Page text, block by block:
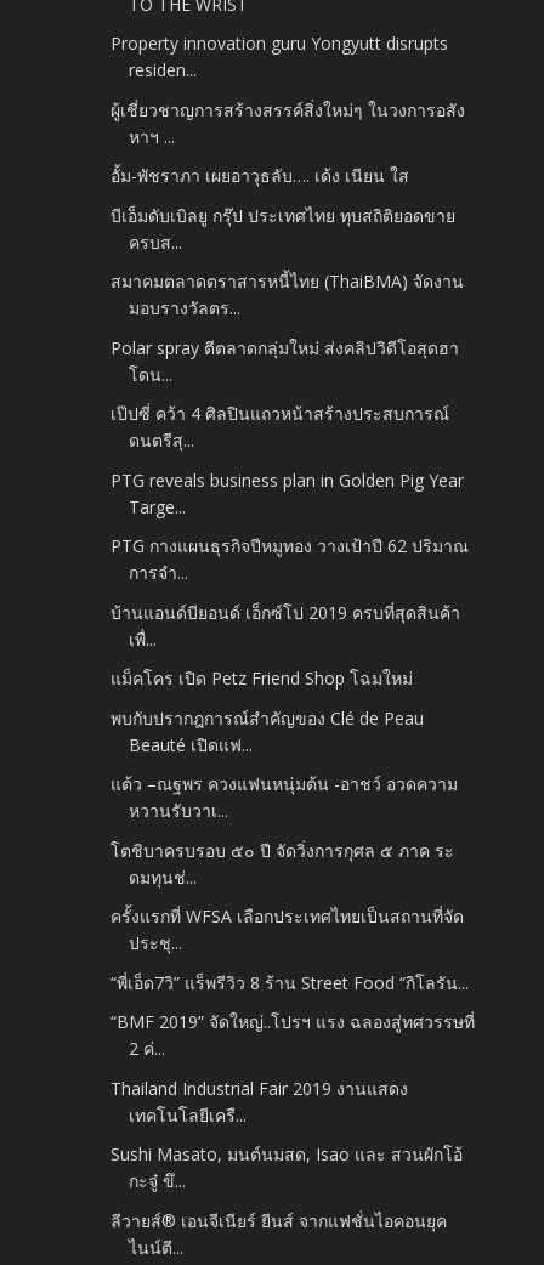
Property innovation guru Yongyutt disrupts
residen...
ผู้เชี่ยวชาญการสร้างสรรค์สิ่งใหม่ๆ ในวงการอสัง
หาฯ ...
อั้ม-พัชราภา เผยอาวุธลับ…. เด้ง เนียน ใส
บีเอ็มดับเบิลยู กรุ๊ป ประเทศไทย ทุบสถิติยอดขาย
ครบส...
สมาคมตลาดตราสารหนี้ไทย (ThaiBMA) จัดงาน
มอบรางวัลตร...
Polar spray ตีตลาดกลุ่มใหม่ ส่งคลิปวิดีโอสุดฮา
โดน...
เป๊ปซี่ คว้า 4 ศิลปินแถวหน้าสร้างประสบการณ์
ดนตรีสุ...
PTG reveals business plan in Golden Pig Year
Targe...
PTG กางแผนธุรกิจปีหมูทอง วางเป้าปี 62 ปริมาณ
การจำ...
บ้านแอนด์บียอนด์ เอ็กซ์โป 2019 ครบที่สุดสินค้า
เพื่...
แม็คโคร เปิด Petz Friend Shop โฉมใหม่
พบกับปรากฎการณ์สำคัญของ Clé de Peau
Beauté เปิดแฟ...
แต้ว –ณฐพร ควงแฟนหนุ่มต้น -อาชว์ อวดความ
หวานรับวาเ...
โตชิบาครบรอบ ๕๐ ปี จัดวิ่งการกุศล ๕ ภาค ระ
ดมทุนช่...
ครั้งแรกที่ WFSA เลือกประเทศไทยเป็นสถานที่จัด
ประชุ...
“พี่เอ็ด7วิ” แร็พรีวิว 8 ร้าน Street Food “กิโลรัน...
“BMF 2019” จัดใหญ่..โปรฯ แรง ฉลองสู่ทศวรรษที่
2 ค่...
Thailand Industrial Fair 2019 งานแสดง
เทคโนโลยีเครื...
Sushi Masato, มนต์นมสด, Isao และ สวนผักโอ้
กะจู๋ ขึ...
ลีวายส์® เอนจีเนียร์ ยีนส์ จากแฟชั่นไอคอนยุค
ไนน์ตี...